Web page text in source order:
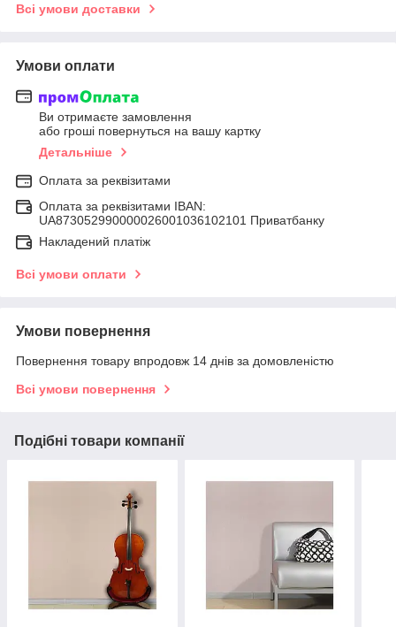
Всі умови доставки
Умови оплати
Ви отримаєте замовлення
або гроші повернуться на вашу картку
Детальніше
Оплата за реквізитами
Оплата за реквізитами IBAN:
UA873052990000026001036102101 Приватбанку
Накладений платіж
Всі умови оплати
Умови повернення
Повернення товару впродовж 14 днів за домовленістю
Всі умови повернення
Подібні товари компанії